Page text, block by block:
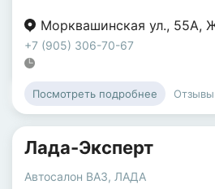
Морквашинская ул., 55А,
+7 (905) 306-70-67
Посмотреть подробнее Отзывы
Лада-Эксперт
Автосалон ВАЗ, ЛАДА